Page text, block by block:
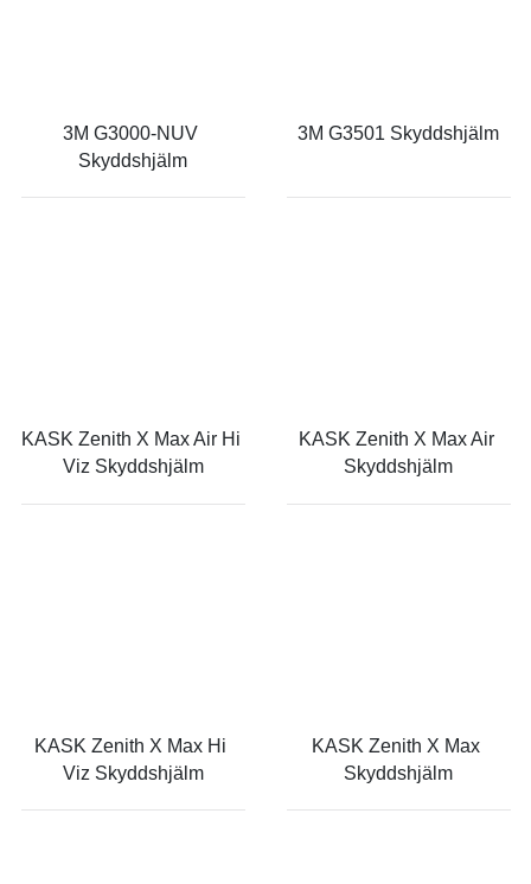
3M G3000-NUV
Skyddshjälm
3M G3501 Skyddshjälm
KASK Zenith X Max Air Hi
Viz Skyddshjälm
KASK Zenith X Max Air
Skyddshjälm
KASK Zenith X Max Hi
Viz Skyddshjälm
KASK Zenith X Max
Skyddshjälm